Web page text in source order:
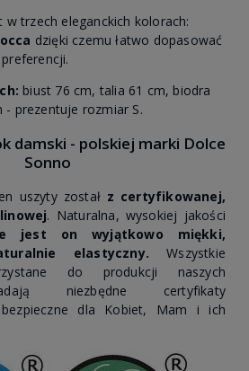
trzech eleganckich kolorach:
dzięki czemu łatwo dopasować
biust 76 cm, talia 61 cm, biodra
prezentuje rozmiar S.
damski - polskiej marki Dolce
Sonno
uszyty został z certyfikowanej,
. Naturalna, wysokiej jakości
e jest on wyjątkowo
miękki,
elastyczny. Wszystkie
do produkcji naszych
niezbędne certyfikaty
dla Kobiet, Mam i ich